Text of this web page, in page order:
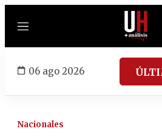
Menú
06 ago 2026
Nacionales